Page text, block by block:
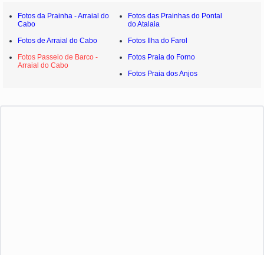
Fotos da Prainha - Arraial do
Cabo
Fotos das Prainhas do Pontal
do Atalaia
Fotos de Arraial do Cabo
Fotos Ilha do Farol
Fotos Passeio de Barco -
Arraial do Cabo
Fotos Praia do Forno
Fotos Praia dos Anjos